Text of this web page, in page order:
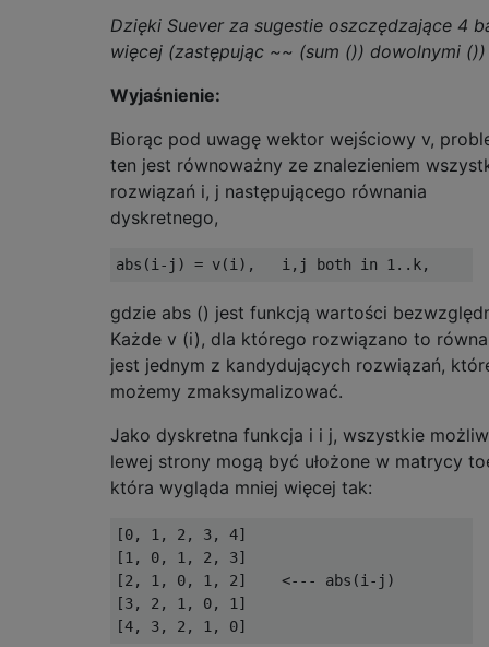
Dzięki Suever za sugestie oszczędzające 4
więcej (zastępując ~~ (sum ()) dowolnymi ())
Wyjaśnienie:
Biorąc pod uwagę wektor wejściowy v,
ten jest równoważny ze znalezieniem
rozwiązań i, j następującego równania
dyskretnego,
gdzie abs () jest funkcją wartości
Każde v (i), dla którego rozwiązano to
jest jednym z kandydujących rozwiązań,
możemy zmaksymalizować.
Jako dyskretna funkcja i i j, wszystkie
lewej strony mogą być ułożone w matrycy
która wygląda mniej więcej tak:
[0, 1, 2, 3, 4]
[1, 0, 1, 2, 3]
[2, 1, 0, 1, 2]    <--- abs(i-j)
[3, 2, 1, 0, 1]